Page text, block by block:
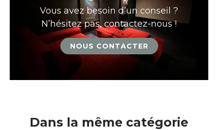
Vous avez besoin d’un conseil ?
N’hésitez pas, contactez-nous !
NOUS CONTACTER
Dans la même catégorie